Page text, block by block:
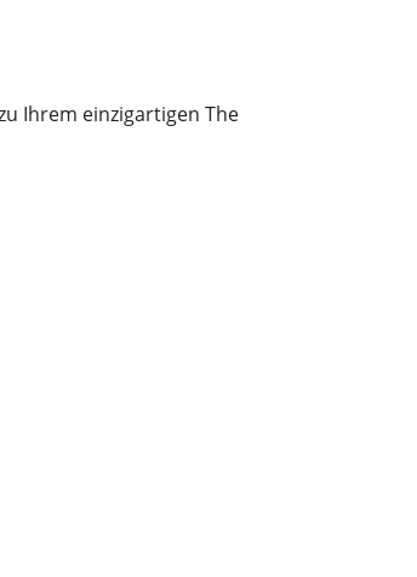
Ihrem einzigartigen The